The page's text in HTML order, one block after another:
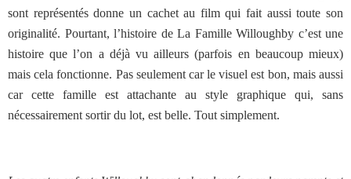
sont représentés donne un cachet au film qui fait aussi toute son
originalité. Pourtant, l’histoire de La Famille Willoughby c’est une
histoire que l’on a déjà vu ailleurs (parfois en beaucoup mieux)
mais cela fonctionne. Pas seulement car le visuel est bon, mais aussi
car cette famille est attachante au style graphique qui, sans
nécessairement sortir du lot, est belle. Tout simplement.